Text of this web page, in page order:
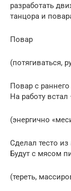
разработать
танцора и
Повар
(потягиваться,
Повар с раннего
На работу
(энергично
Сделал тесто
Будут с мясом
(тереть,